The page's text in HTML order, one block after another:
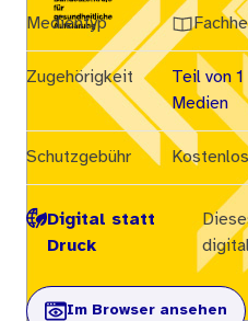
Medientyp
Zugehörigkeit
Teil von
Medien
Schutzgebühr Kostenlos
Digital statt
Druck
Im Browser ansehen